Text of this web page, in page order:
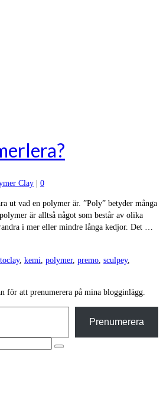
Clay 0
ut vad en polymer är. ”Poly” betyder många
är alltså något som består av olika
i mer eller mindre långa kedjor. Det …
, kemi, polymer, premo, sculpey,
för att prenumerera på mina blogginlägg.
Prenumerera